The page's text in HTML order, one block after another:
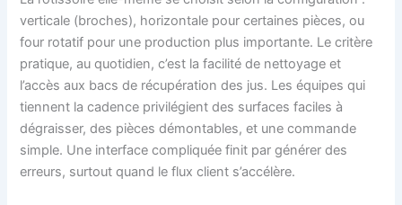
verticale (broches), horizontale pour certaines pièces, ou
four rotatif pour une production plus importante. Le critère
pratique, au quotidien, c’est la facilité de nettoyage et
l’accès aux bacs de récupération des jus. Les équipes qui
tiennent la cadence privilégient des surfaces faciles à
dégraisser, des pièces démontables, et une commande
simple. Une interface compliquée finit par générer des
erreurs, surtout quand le flux client s’accélère.